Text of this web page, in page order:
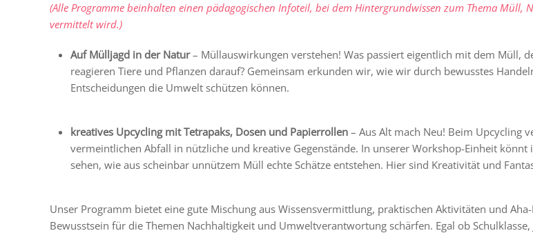
(Alle Programme beinhalten einen pädagogischen Infoteil, bei dem Hintergrundwissen zum Thema Müll,
vermittelt wird.)
Auf Mülljagd in der Natur– Müllauswirkungen verstehen! Was passiert eigentlich mit dem Müll,
reagieren Tiere und Pflanzen darauf? Gemeinsam erkunden wir, wie wir durch bewusstes
Entscheidungen die Umwelt schützen können.
kreatives Upcycling mit Tetrapaks, Dosen und Papierrollen – Aus Alt mach Neu! Beim Upcycling
vermeintlichen Abfall in nützliche und kreative Gegenstände. In unserer Workshop-Einheit
sehen, wie aus scheinbar unnützem Müll echte Schätze entstehen. Hier sind Kreativität und
Unser Programm bietet eine gute Mischung aus Wissensvermittlung, praktischen Aktivitäten und
Bewusstsein für die Themen Nachhaltigkeit und Umweltverantwortung schärfen. Egal ob Schulklasse,